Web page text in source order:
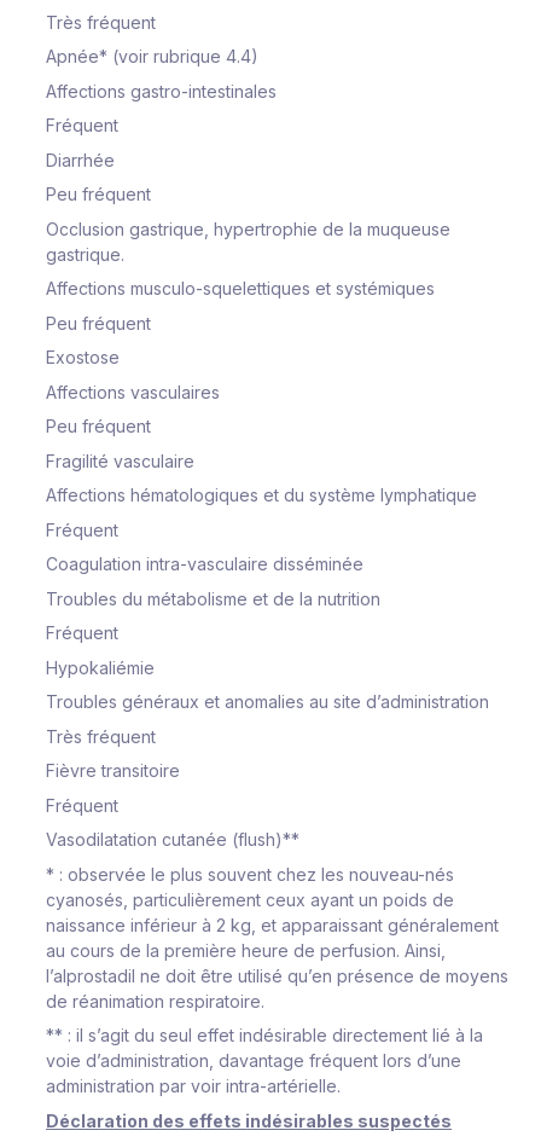
Très fréquent
Apnée* (voir rubrique 4.4)
Affections gastro-intestinales
Fréquent
Diarrhée
Peu fréquent
Occlusion gastrique, hypertrophie de la muqueuse
gastrique.
Affections musculo-squelettiques et systémiques
Peu fréquent
Exostose
Affections vasculaires
Peu fréquent
Fragilité vasculaire
Affections hématologiques et du système lymphatique
Fréquent
Coagulation intra-vasculaire disséminée
Troubles du métabolisme et de la nutrition
Fréquent
Hypokaliémie
Troubles généraux et anomalies au site d’administration
Très fréquent
Fièvre transitoire
Fréquent
Vasodilatation cutanée (flush)**
* : observée le plus souvent chez les nouveau-nés
cyanosés, particulièrement ceux ayant un poids de
naissance inférieur à 2 kg, et apparaissant généralement
au cours de la première heure de perfusion. Ainsi,
l’alprostadil ne doit être utilisé qu’en présence de moyens
de réanimation respiratoire.
** : il s’agit du seul effet indésirable directement lié à la
voie d’administration, davantage fréquent lors d’une
administration par voir intra-artérielle.
Déclaration des effets indésirables suspectés